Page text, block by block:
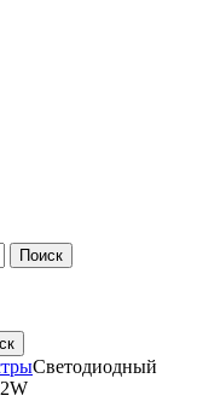
Поиск
Светодиодный